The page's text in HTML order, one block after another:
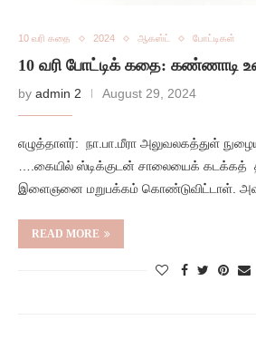
10 வரி கதை 2024 ஆகஸ்ட் போட்டிகள்
10 வரி போட்டிக் கதை: கண்ணாடி
by admin 2 August 29, 2024
எழுத்தாளர்: நா.பா.மீரா அலுவலகத்துள்
….கையில் ஸ்டிக்குடன் சாலையைக் கடக்கத்
இளைஞனை மறுபக்கம் கொண்டுவிட்டாள்.
READ MORE